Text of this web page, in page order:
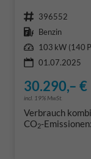
Fahrzeugnr. 396552
Kraftstoff Benzin
Leistung 103 kW (140
01.07.2025
30.290,– €
incl. 19% MwSt.
Verbrauch
CO2-Emissionen: